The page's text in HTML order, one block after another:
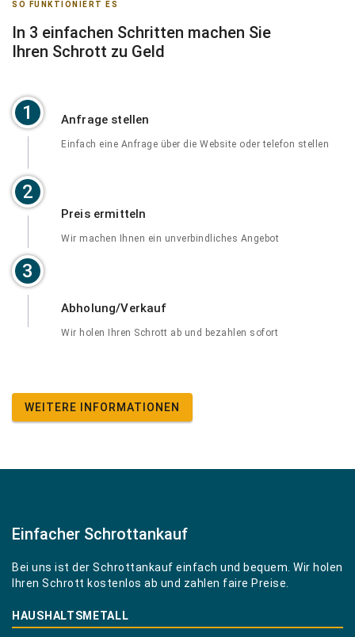
SO FUNKTIONIERT ES
In 3 einfachen Schritten machen Sie
Ihren Schrott zu Geld
1
2
3
Anfrage stellen
Einfach eine Anfrage über die Website oder telefon stellen
Preis ermitteln
Wir machen Ihnen ein unverbindliches Angebot
Abholung/Verkauf
Wir holen Ihren Schrott ab und bezahlen sofort
WEITERE INFORMATIONEN
Einfacher Schrottankauf
Bei uns ist der Schrottankauf einfach und bequem. Wir holen
Ihren Schrott kostenlos ab und zahlen faire Preise.
HAUSHALTSMETALL